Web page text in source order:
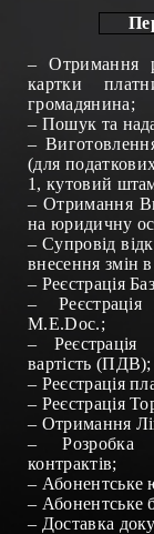
–Отримання
картки
громадянина;
– Пошук та
–
(для
1, кутовий
–Отримання
на юридичну
–Супровід
внесення змін в
– Реєстрація
–
М.Е.Doc.;
–
вартість (ПДВ);
– Реєстрація
– Реєстрація
– Отримання
–Розробка
контрактів;
– Абонентське
– Абонентське
– Доставка